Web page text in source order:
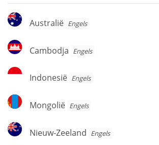
Australië
Australië Engels
Cambodja
Cambodja Engels
Indonesië
Indonesië Engels
Mongolië
Mongolië Engels
Nieuw-
Zeeland
Nieuw-Zeeland Engels